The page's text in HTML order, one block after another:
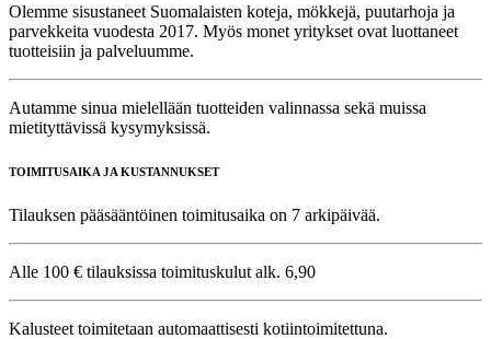
Olemme sisustaneet Suomalaisten koteja, mökkejä, puutarhoja ja
parvekkeita vuodesta 2017. Myös monet yritykset ovat luottaneet
tuotteisiin ja palveluumme.
Autamme sinua mielellään tuotteiden valinnassa sekä muissa
mietityttävissä kysymyksissä.
TOIMITUSAIKA JA KUSTANNUKSET
Tilauksen pääsääntöinen toimitusaika on 7 arkipäivää.
Alle 100 € tilauksissa toimituskulut alk. 6,90
Kalusteet toimitetaan automaattisesti kotiintoimitettuna.